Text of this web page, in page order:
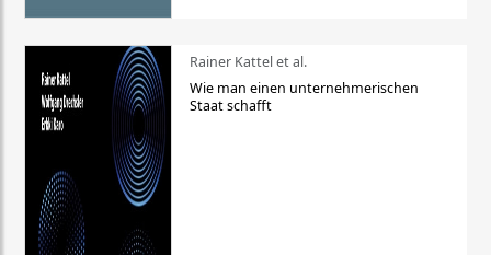
Rainer Kattel et al.
Wie man einen unternehmerischen
Staat schafft